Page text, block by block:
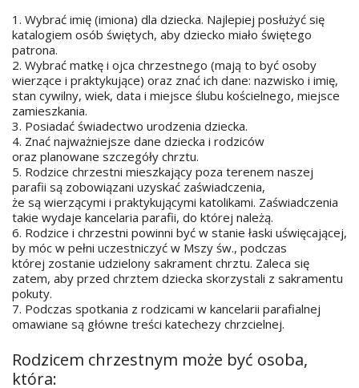
1. Wybrać imię (imiona) dla dziecka. Najlepiej posłużyć się
katalogiem osób świętych, aby dziecko miało świętego
patrona.
2. Wybrać matkę i ojca chrzestnego (mają to być osoby
wierzące i praktykujące) oraz znać ich dane: nazwisko i imię,
stan cywilny, wiek, data i miejsce ślubu kościelnego, miejsce
zamieszkania.
3. Posiadać świadectwo urodzenia dziecka.
4. Znać najważniejsze dane dziecka i rodziców
oraz planowane szczegóły chrztu.
5. Rodzice chrzestni mieszkający poza terenem naszej
parafii są zobowiązani uzyskać zaświadczenia,
że są wierzącymi i praktykującymi katolikami. Zaświadczenia
takie wydaje kancelaria parafii, do której należą.
6. Rodzice i chrzestni powinni być w stanie łaski uświęcającej,
by móc w pełni uczestniczyć w Mszy św., podczas
której zostanie udzielony sakrament chrztu. Zaleca się
zatem, aby przed chrztem dziecka skorzystali z sakramentu
pokuty.
7. Podczas spotkania z rodzicami w kancelarii parafialnej
omawiane są główne treści katechezy chrzcielnej.
Rodzicem chrzestnym może być osoba,
która: